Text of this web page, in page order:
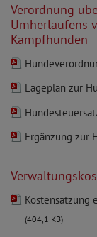
Verordnung
Umherlaufens
Kampfhunden
Lageplan zur
Ergänzung zur
Kostensatzung
(404,1 KB)